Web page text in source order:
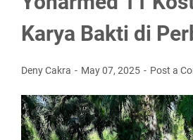
Karya Bakti di
Deny Cakra May 07, 2025 Post a